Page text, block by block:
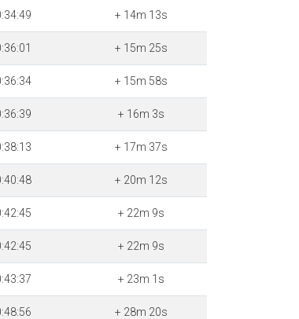
+ 14m 13s
+ 15m 25s
+ 15m 58s
+ 16m 3s
+ 17m 37s
+ 20m 12s
+ 22m 9s
+ 22m 9s
+ 23m 1s
+ 28m 20s